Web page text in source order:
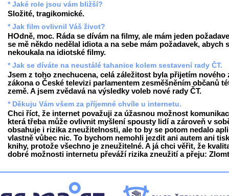
* Jaké role jsou vám bližší?
Složité, tragikomické.
* Jak film ovlivnil Váš život?
HOdně, moc. Ráda se dívám na filmy, ale mám jeden
se mě někdo nedělal idiota a na sebe mám požadavek, abych
nekoukala na idiotské filmy.
* Jak se díváte na neustálé tahanice kolem sestavení rady ČT.
Jsem z toho znechucena, celá záležitost byla přijetím nového
zákona o České televizi parlamentem zesměšněním občanů
země. A jsem zvědavá na výsledky voleb nové rady ČT.
* Děkuju Vám všem za příjemné chvíle u internetu.
Chci říct, že internet považuji za úžasnou možnost
která třeba může ovlivnit myšlení spousty lidí a zároveň v
obsahuje i rizika zneužitelnosti, ale to by se potom nedalo
vlastně vůbec nic. To bychom nemohli jezdit ani autem ani
knihy, protože všechno je zneužitelné. A já chci věřit, že
dobré možnosti internetu převáží rizika zneužití a přeju: